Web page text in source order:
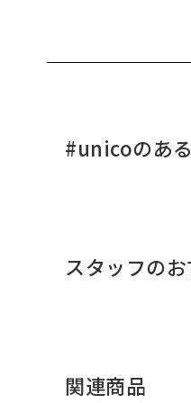
#unicoのあ
スタッフの
関連商品